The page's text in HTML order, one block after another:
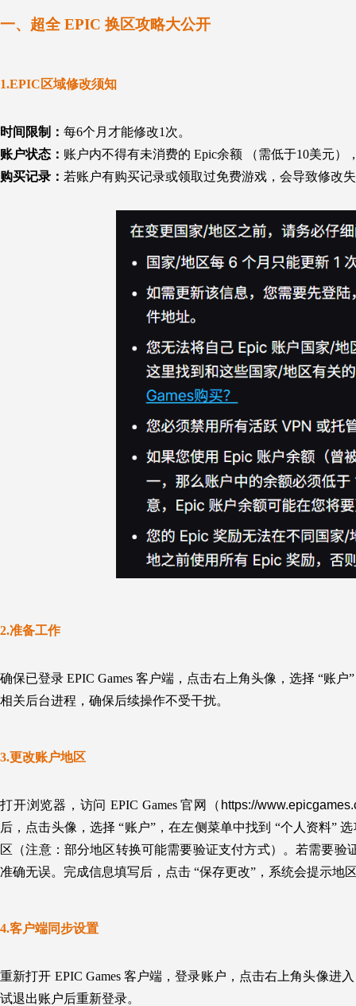
一、超全 EPIC 换区攻略大公开
1.EPIC区域修改须知
‌时间限制‌： 每6个月 才能修改1次。 ‌
‌账户状态‌： 账户内不得有未消费的 Epic余额 （需低于10美元）
‌购买记录‌： 若账户有购买记录或领取过免费游戏， 会导致修改
2.准备工作
确保已登录 EPIC Games 客户端，点击右上角头像，选择 “账
相关后台进程，确保后续操作不受干扰。
3.更改账户地区
打开浏览器，访问 EPIC Games 官网（ https://
后，点击头像，选择 “账户”，在左侧菜单中找到 “个人资料”
区（注意：部分地区转换可能需要验证支付方式）。若需要验
准确无误。完成信息填写后，点击 “保存更改”，系统会提示
4.客户端同步设置
重新打开 EPIC Games 客户端，登录账户，点击右上角头像进
试退出账户后重新登录。